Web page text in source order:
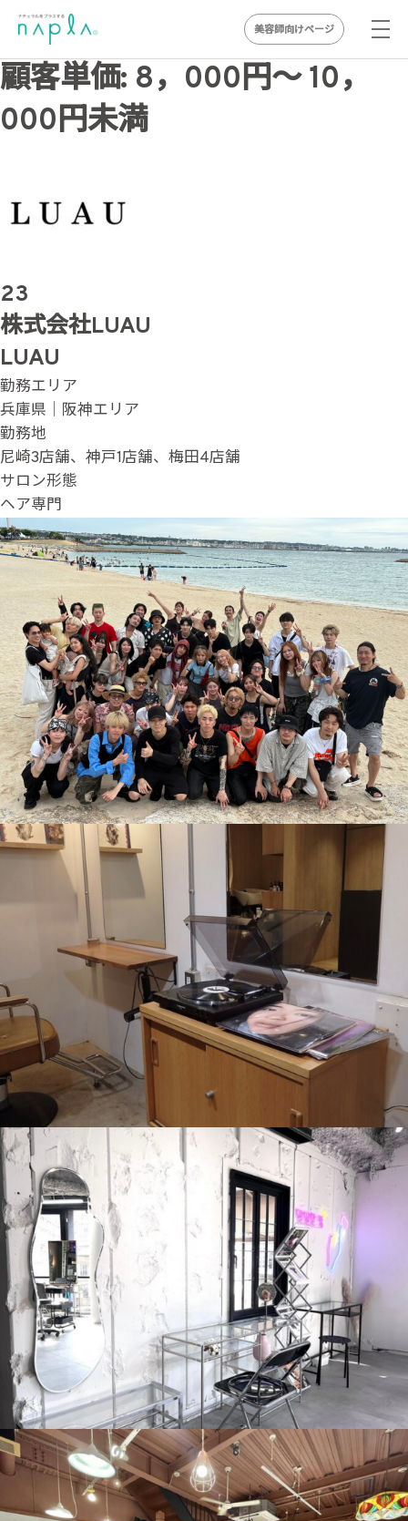
Skip
to
content
美容師向けページ
顧客単価: 8，000円〜 10，
000円未満
23
株式会社LUAU
LUAU
勤務エリア
兵庫県｜阪神エリア
勤務地
尼崎3店舗、神戸1店舗、梅田4店舗
サロン形態
ヘア専門